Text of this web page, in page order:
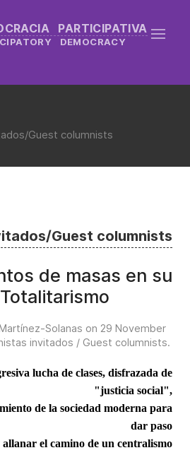
PARTICIPATIVA
DEMOCRACY
Guest columnists
Guest columnists
de masas en su
Solanas on 29 November
invitados / Guest columnists.
lucha de clases, disfrazada de
"justicia social",
de la sociedad moderna para
dar paso
el camino de un centralismo